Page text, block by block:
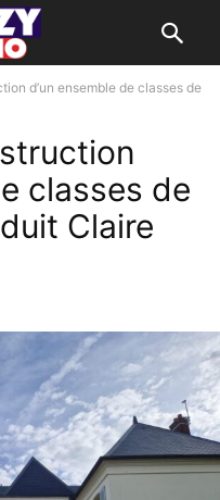
d’un ensemble de classes de
classes de
Claire